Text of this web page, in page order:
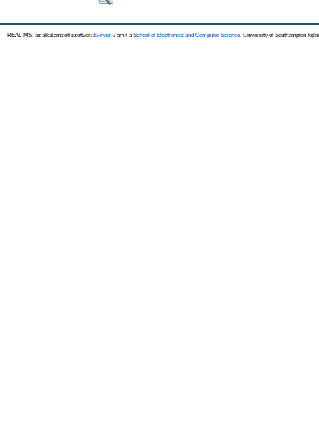
REAL-MS, az alkalamzott szoftver: EPrints 3amit a School of Electronics and Computer Science , University of Southampton